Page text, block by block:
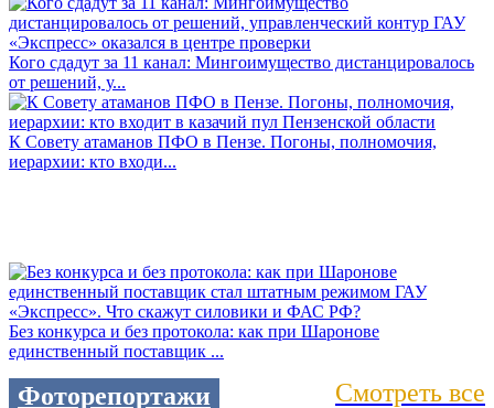
Кого сдадут за 11 канал: Мингоимущество дистанцировалось
от решений, у...
К Совету атаманов ПФО в Пензе. Погоны, полномочия,
иерархии: кто входи...
Без конкурса и без протокола: как при Шаронове
единственный поставщик ...
Фоторепортажи Смотреть все